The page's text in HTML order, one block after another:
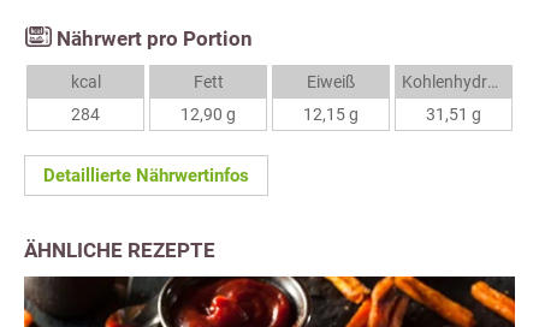
Nährwert pro Portion
kcal
284
Fett
12,90 g
Eiweiß
12,15 g
Kohlenhydrate
31,51 g
Detaillierte Nährwertinfos
ÄHNLICHE REZEPTE